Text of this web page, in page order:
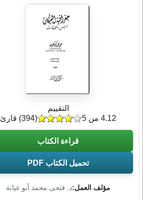
مؤلف العمل:د. فتحى محمد أبو عيانة
التقييم
(
394) قارئ 4.12 من 5
قراءة الكتاب
تحميل الكتاب PDF